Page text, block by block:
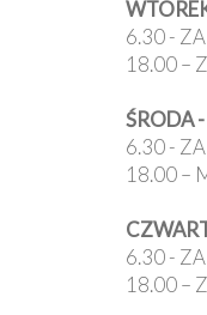
6.30 -
18.00 –
ŚRODA
6.30 -
18.00 –
6.30 -
18.00 –